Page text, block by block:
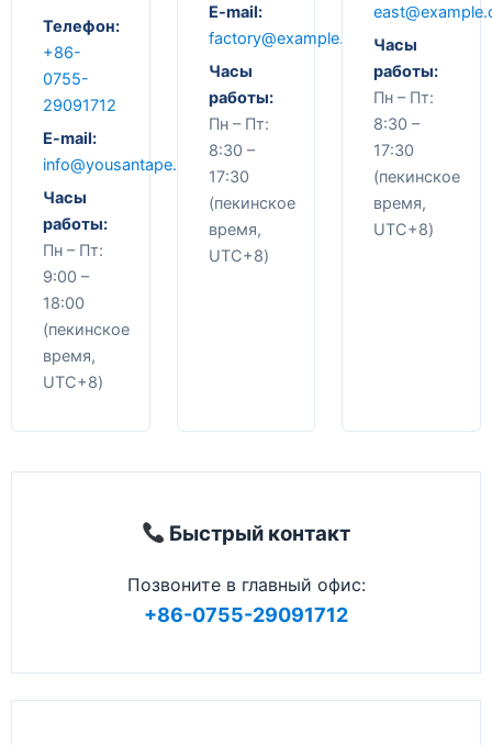
Телефон:
+86-
0755-
29091712
E-mail:
info@yousantape.com
Часы
работы:
Пн – Пт:
9:00 –
18:00
(пекинское
время,
UTC+8)
E-mail:
factory@example.com
Часы
работы:
Пн – Пт:
8:30 –
17:30
(пекинское
время,
UTC+8)
Часы
работы:
Пн – Пт:
8:30 –
17:30
(пекинское
время,
UTC+8)
Быстрый контакт
Позвоните в главный офис:
+86-0755-29091712